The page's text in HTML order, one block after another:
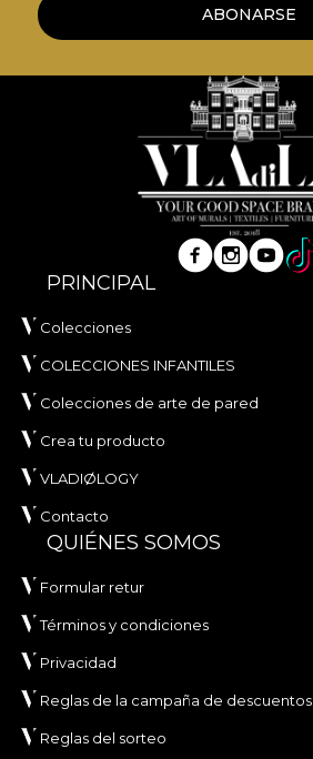
ABONARSE
PRINCIPAL
Colecciones
COLECCIONES INFANTILES
Colecciones de arte de pared
Crea tu producto
VLADIØLOGY
Contacto
QUIÉNES SOMOS
Formular retur
Términos y condiciones
Privacidad
Reglas de la campaña de descuentos
Reglas del sorteo